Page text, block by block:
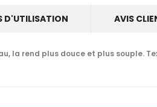
D'UTILISATION AVIS
la rend plus douce et plus souple.